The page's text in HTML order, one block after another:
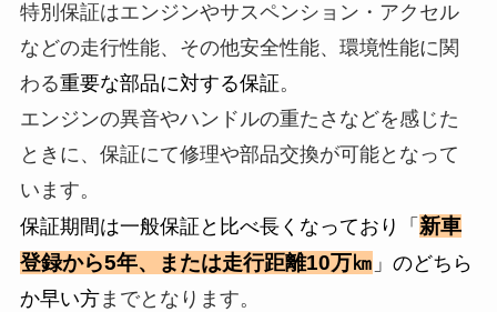
特別保証はエンジンやサスペンション・アクセル
などの走行性能、その他安全性能、環境性能に関
わる重要な部品に対する保証。
エンジンの異音やハンドルの重たさなどを感じた
ときに、保証にて修理や部品交換が可能となって
います。
保証期間は一般保証と比べ長くなっており「 新車
登録から5年、または走行距離10万㎞ 」のどちら
か早い方までとなります。